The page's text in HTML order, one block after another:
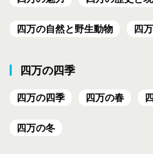
四万の自然と野生動物 四
四万の四季
四万の四季 四万の春
四万の冬